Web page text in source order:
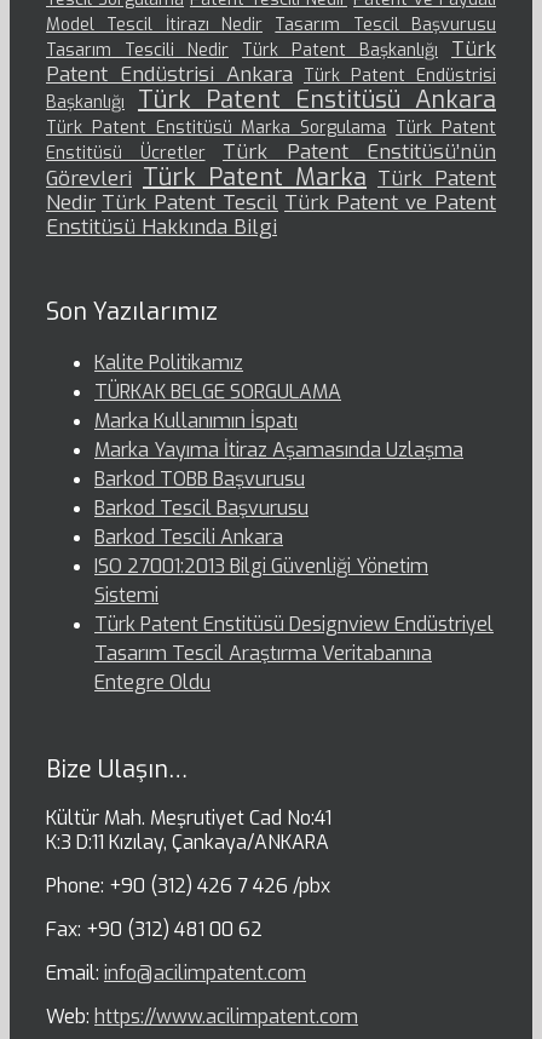
Model Tescil İtirazı Nedir Tasarım Tescil Başvurusu
Tasarım Tescili Nedir
Türk Patent Başkanlığı
Türk
Patent Endüstrisi Ankara Türk Patent Endüstrisi
Başkanlığı
Türk Patent Enstitüsü Ankara
Türk Patent Enstitüsü Marka Sorgulama Türk Patent
Enstitüsü Ücretler
Türk Patent Enstitüsü’nün
Görevleri Türk Patent Marka Türk Patent
Nedir Türk Patent Tescil Türk Patent ve Patent
Enstitüsü Hakkında Bilgi
Son Yazılarımız
Kalite Politikamız
TÜRKAK BELGE SORGULAMA
Marka Kullanımın İspatı
Marka Yayıma İtiraz Aşamasında Uzlaşma
Barkod TOBB Başvurusu
Barkod Tescil Başvurusu
Barkod Tescili Ankara
ISO 27001:2013 Bilgi Güvenliği Yönetim
Sistemi
Türk Patent Enstitüsü Designview Endüstriyel
Tasarım Tescil Araştırma Veritabanına
Entegre Oldu
Bize Ulaşın…
Kültür Mah. Meşrutiyet Cad No:41
K:3 D:11 Kızılay, Çankaya/ANKARA
Phone: +90 (312) 426 7 426 /pbx
Fax: +90 (312) 481 00 62
Email: info@acilimpatent.com
Web: https://www.acilimpatent.com